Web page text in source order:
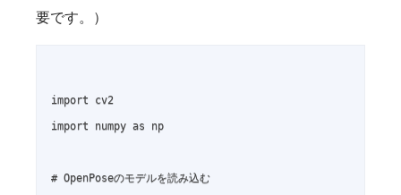
要です。）
import cv2
import numpy as np
# OpenPoseのモデルを読み込む